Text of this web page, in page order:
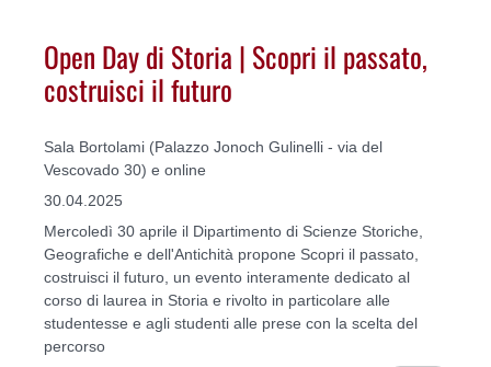
Open Day di Storia | Scopri il passato,
costruisci il futuro
Sala Bortolami (Palazzo Jonoch Gulinelli - via del
Vescovado 30) e online
30.04.2025
Mercoledì 30 aprile il Dipartimento di Scienze Storiche,
Geografiche e dell'Antichità propone Scopri il passato,
costruisci il futuro, un evento interamente dedicato al
corso di laurea in Storia e rivolto in particolare alle
studentesse e agli studenti alle prese con la scelta del
percorso